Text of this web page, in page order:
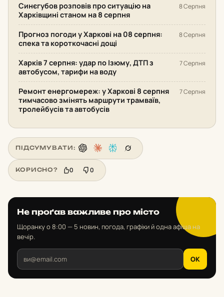
Синєгубов розповів про ситуацію на
Харківщині станом на 8 серпня
8 Серпня
Прогноз погоди у Харкові на 08 серпня:
спека та короткочасні дощі
8 Серпня
Харків 7 серпня: удар по Ізюму, ДТП з
автобусом, тарифи на воду
7 Серпня
Ремонт енергомереж: у Харкові 8 серпня
тимчасово змінять маршрути трамваїв,
тролейбусів та автобусів
7 Серпня
ПІДСУМУВАТИ:
КОРИСНО? 0 0
Не проґав важливе про місто
Щоранку о 8:00 — 5 новин, погода, графіки й одна афіша на
вечір.
OK